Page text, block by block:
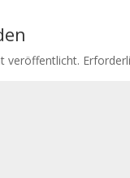
veröffentlicht.